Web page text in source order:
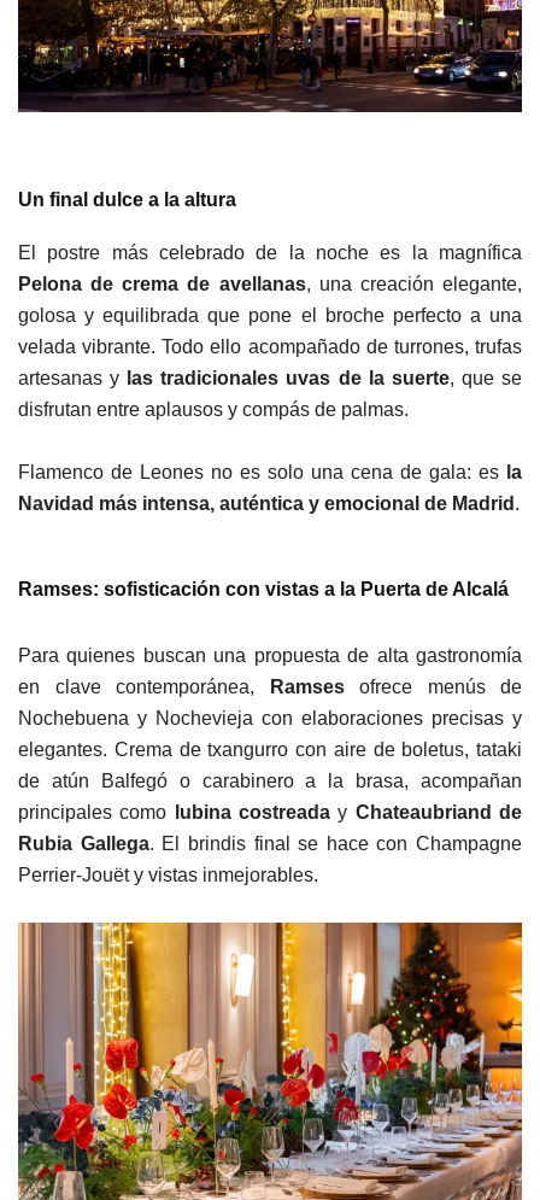
Un final dulce a la altura
El postre más celebrado de la noche es la magnífica
Pelona de crema de avellanas, una creación elegante,
golosa y equilibrada que pone el broche perfecto a una
velada vibrante. Todo ello acompañado de turrones, trufas
artesanas y las tradicionales uvas de la suerte, que se
disfrutan entre aplausos y compás de palmas.
Flamenco de Leones no es solo una cena de gala: es la
Navidad más intensa, auténtica y emocional de Madrid .
Ramses: sofisticación con vistas a la Puerta de Alcalá
Para quienes buscan una propuesta de alta gastronomía
en clave contemporánea,
Ramsesofrece menús de
Nochebuena y Nochevieja con elaboraciones precisas y
elegantes. Crema de txangurro con aire de boletus, tataki
de atún Balfegó o carabinero a la brasa, acompañan
principales como
lubina costreada y Chateaubriand de
Rubia Gallega. El brindis final se hace con Champagne
Perrier-Jouët y vistas inmejorables.